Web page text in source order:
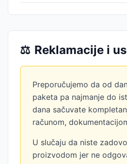
⚖️ Reklamacije i
Preporučujemo da od
paketa pa najmanje do
dana sačuvate
računom,
U slučaju da niste
proizvodom jer ne